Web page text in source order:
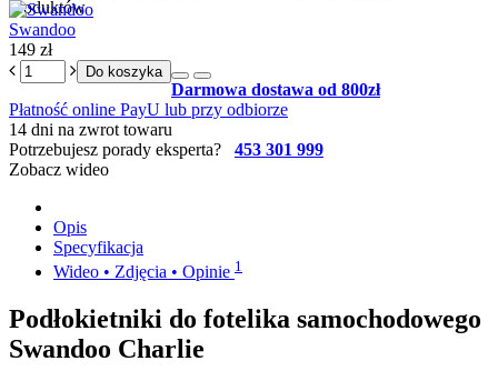
Swandoo
149 zł
Do koszyka
Darmowa dostawa od 800zł
Płatność online PayU lub przy odbiorze
14 dni na zwrot towaru
Potrzebujesz porady eksperta? 453 301 999
Zobacz wideo
Opis
Specyfikacja
Wideo • Zdjęcia • Opinie 1
Podłokietniki do fotelika samochodowego
Swandoo Charlie